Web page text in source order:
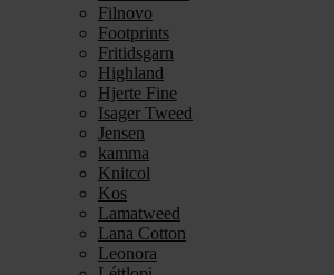
Filnovo
Footprints
Fritidsgarn
Highland
Hjerte Fine
Isager Tweed
Jensen
kamma
Knitcol
Kos
Lamatweed
Lana Cotton
Leonora